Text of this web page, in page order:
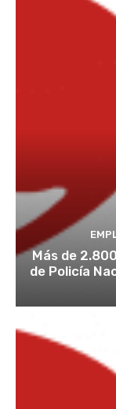
Más de
de Policía